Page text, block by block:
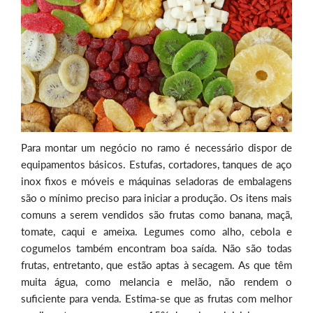
Para montar um negócio no ramo é necessário dispor de
equipamentos básicos. Estufas, cortadores, tanques de aço
inox fixos e móveis e máquinas seladoras de embalagens
são o mínimo preciso para iniciar a produção. Os itens mais
comuns a serem vendidos são frutas como banana, maçã,
tomate, caqui e ameixa. Legumes como alho, cebola e
cogumelos também encontram boa saída. Não são todas
frutas, entretanto, que estão aptas à secagem. As que têm
muita água, como melancia e melão, não rendem o
suficiente para venda. Estima-se que as frutas com melhor